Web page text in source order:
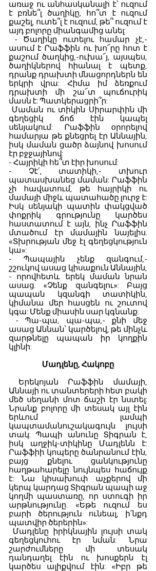
առաջ ու անհասկանալի է՝ ուզում
է բռնե՞լ ծաղիկը, հո՞տ է ուզում
քաշել, ուտե՞լ է ուզում, թե՞ ուզում է
այդ բոլորը միանգամից անել:
ասում է Րաֆֆին ու խո՜րը հոտ է
քաշում ծաղկից,-ուխա՜յ, այսպես,
ծաղիկներով հիանալ է պետք,
դրանք դրախտի մնացորդներն են
երկրի վրա: Հիմա իմ ձեռքում
դրախտի մի շա՜տ պուճուրիկ
մասն է: Պատկերացրի՞ր:
գեղեցիկ ճոճ էին կապել
սենյակում: Րաֆֆին օրորելով
համարյա թե քնեցրել էր Աննային,
իսկ մաման ցածր ձայնով խոսում
էր բջջայինով:
- Հայրիկի հե՞տ էիր խոսում:
- Չէ՛, տատիկի,- տխուր
պատասխանեց մաման: Րաֆֆին
չի հավատում, թե հայրիկի ու
մամայի միջև պատահածը լուրջ է:
Իսկ սենյակի պատին փակցված
փոքրիկ գրությունը կարծես
հաստատում է այն, ինչ Րաֆֆին
մտածում էր մամային նայելիս.
«Տխրության մեջ էլ գեղեցկություն
կա»:
- Պապային չենք զանգում,-
շշուկով ասաց կիսաքուն Աննային,
- որովհետև երեկ մաման նրան
ասաց. «Չենք զանգելու»: Բայց
պապան կզանգի տատիկին,
կիմանա մեր հասցեն ու շուտով
կգա: Մենք միասին սար կգնանք:
ասաց Աննան՝ կարծելով, թե մինչև
զարթնելը պապան իր կողքին
կլինի:
Մադլենը, Հակոբը
Աննայի ու տանտերերի հետ բակի
մեծ սեղանի մոտ ճաշի էր նստել:
Նրանք բոլորը մի տեսակ այլ էին
երևում լամպի
կապտամանուշակագույն լույսի
տակ: Պապի անունը Տիգրան է,
իսկ աղջիկ-տիկինը Մադլենն է:
Րաֆֆիի կոպերը ծանրանում էին,
բայց քնելու ցանկությունը
հաղթահարելը նույնպես հաճույք
է: Նա կիսախուփ աչքերով մի
կերպ կարդաց Տիգրան պապի աջ
կողմի պաստառը, որ ստուգի իր
արթնությունը. «Եթե ուզում ես
բարի ծերություն ունեալ, ի՛նքդ
պատվիր ծերերին»:
գեղեցկուհու էր նման: Նրա
շարժումները մի տեսակ
դանդաղել էին ու խոսքերն էլ
կարծես ալիքվում էին: «Իբր թե